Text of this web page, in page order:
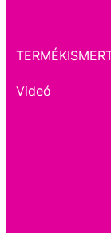
Videó